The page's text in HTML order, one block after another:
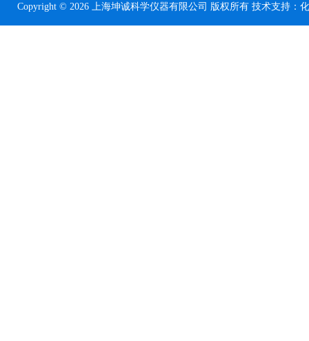
Copyright © 2026 上海坤诚科学仪器有限公司 版权所有 技术支持：